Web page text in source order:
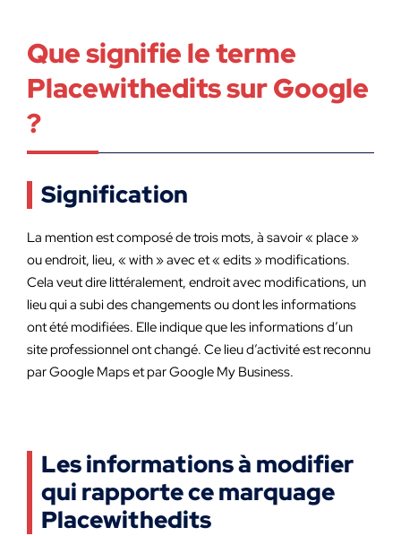
Que signifie le terme
Placewithedits sur Google
?
Signification
La mention est composé de trois mots, à savoir « place »
ou endroit, lieu, « with » avec et « edits » modifications.
Cela veut dire littéralement, endroit avec modifications, un
lieu qui a subi des changements ou dont les informations
ont été modifiées. Elle indique que les informations d’un
site professionnel ont changé. Ce lieu d’activité est reconnu
par Google Maps et par Google My Business.
Les informations à modifier
qui rapporte ce marquage
Placewithedits